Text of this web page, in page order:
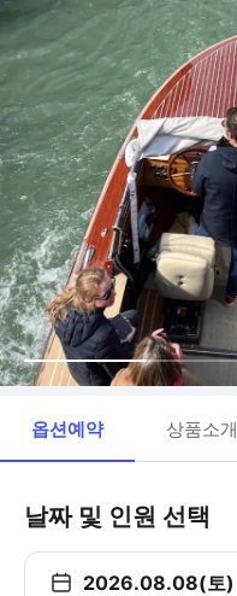
옵션예약 상품소개
날짜 및 인원 선택
2026.08.08(토)